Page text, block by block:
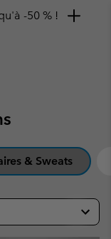
& Sweats